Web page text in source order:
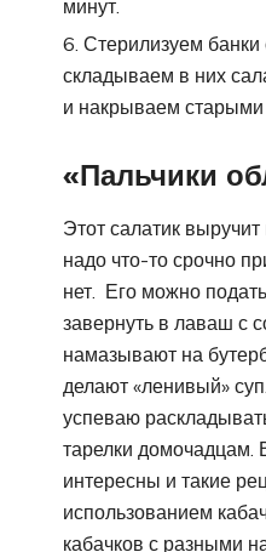
минут.
Стерилизуем
складываем в них
и накрываем
«Пальчики
Этот салатик
надо что-то срочно
нет. Его можно подать
завернуть в лаваш с
намазывают на
делают «ленивый»
успеваю
тарелки домочадцам.
интересны и такие
использованием
кабачков с разными